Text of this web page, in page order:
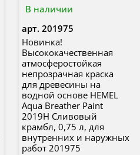
В наличии
арт. 201975
Новинка!
Высококачественная
атмосферостойкая
непрозрачная краска
для древесины на
водной основе HEMEL
Aqua Breather Paint
2019H Сливовый
крамбл, 0,75 л, для
внутренних и наружных
работ 201975